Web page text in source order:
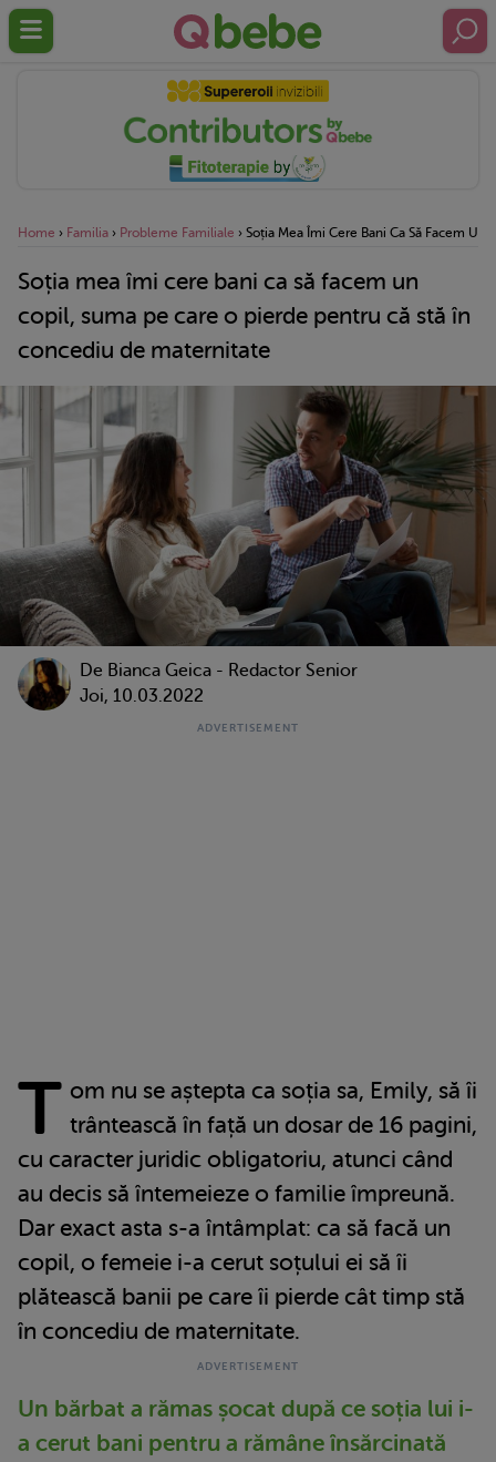
Home › Familia › Probleme Familiale › Soția Mea Îmi Cere Bani Ca Să Facem
Soția mea îmi cere bani ca să facem un
copil, suma pe care o pierde pentru că stă în
concediu de maternitate
De Bianca Geica - Redactor Senior
Joi, 10.03.2022
T om nu se aștepta ca soția sa, Emily, să îi
trântească în față un dosar de 16 pagini,
cu caracter juridic obligatoriu, atunci când
au decis să întemeieze o familie împreună.
Dar exact asta s-a întâmplat: ca să facă un
copil, o femeie i-a cerut soțului ei să îi
plătească banii pe care îi pierde cât timp stă
în concediu de maternitate.
Un bărbat a rămas șocat după ce soția lui i-
a cerut bani pentru a rămâne însărcinată